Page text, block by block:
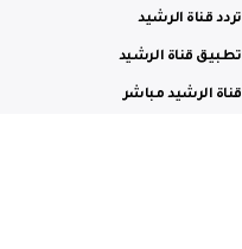
تردد قناة الرشيد
تطبيق قناة الرشيد
قناة الرشيد مباشر